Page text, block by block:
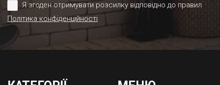
Я згоден отримувати розсилку відповідно до правил
Політика конфіденційності